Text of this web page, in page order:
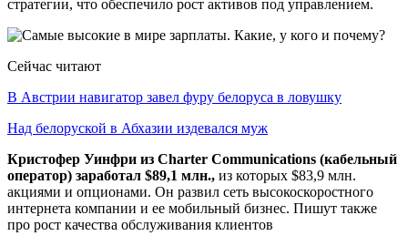
стратегии, что обеспечило рост активов под управлением.
Сейчас читают
В Австрии навигатор завел фуру белоруса в ловушку
Над белоруской в Абхазии издевался муж
Кристофер Уинфри из Charter Communications (кабельный
оператор) заработал $89,1 млн., из которых $83,9 млн.
акциями и опционами. Он развил сеть высокоскоростного
интернета компании и ее мобильный бизнес. Пишут также
про рост качества обслуживания клиентов